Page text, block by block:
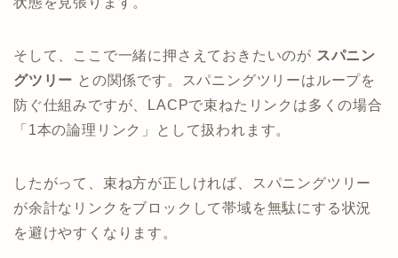
そして、ここで一緒に押さえておきたいのが スパニン
グツリー との関係です。スパニングツリーはループを
防ぐ仕組みですが、LACPで束ねたリンクは多くの場合
「1本の論理リンク」として扱われます。
したがって、束ね方が正しければ、スパニングツリー
が余計なリンクをブロックして帯域を無駄にする状況
を避けやすくなります。